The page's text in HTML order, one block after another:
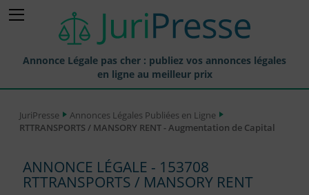
Annonce Légale pas cher : publiez vos annonces légales
en ligne au meilleur prix
Annonces Légales Publiées
Journaux Habilités (JAL) Annonces Légales
JuriPresse
Annonces Légales Publiées en Ligne
RTTRANSPORTS / MANSORY RENT - Augmentation de Capital
ANNONCE LÉGALE - 153708
RTTRANSPORTS / MANSORY RENT